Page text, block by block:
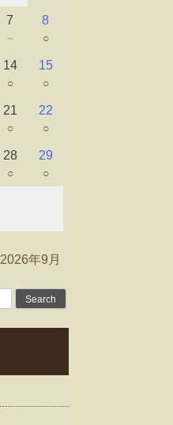
7
－
8
○
14
○
15
○
21
○
22
○
28
○
29
○
2026年9月